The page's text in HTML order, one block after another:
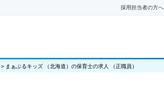
採用担当者の方へ
> まぁぶるキッズ （北海道）の保育士の求人 （正職員）